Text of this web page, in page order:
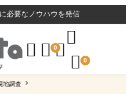
必要なノウハウを発信
  0

 0
地調査